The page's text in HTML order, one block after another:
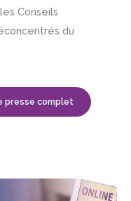
Conseils
du
presse complet